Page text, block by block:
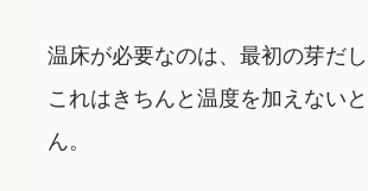
温床が必要なのは、最初の芽だ
これはきちんと温度を加えない
ん。